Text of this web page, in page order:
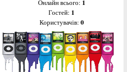
Онлайн всього: 1
Гостей: 1
Користувачів: 0